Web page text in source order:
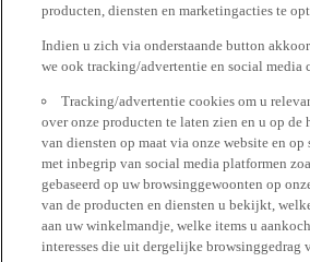
producten, diensten en marketingacties te
Indien u zich via onderstaande button
we ook tracking/advertentie en social media
Tracking/advertentie cookies om u
over onze producten te laten zien en u op de
van diensten op maat via onze website en op
met inbegrip van social media platformen
gebaseerd op uw browsinggewoonten op
van de producten en diensten u bekijkt,
aan uw winkelmandje, welke items u
interesses die uit dergelijke browsinggedrag